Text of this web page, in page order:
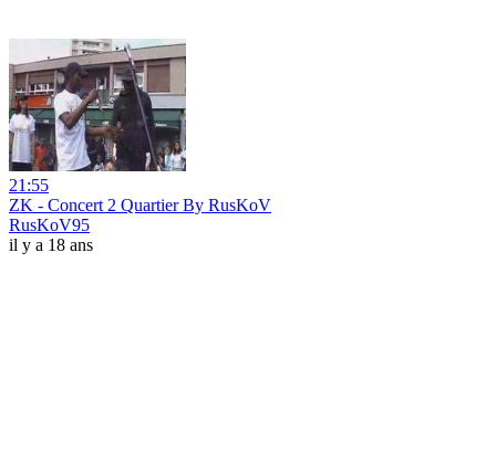
21:55
ZK - Concert 2 Quartier By RusKoV
RusKoV95
il y a 18 ans